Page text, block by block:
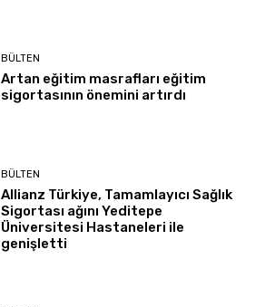
BÜLTEN
Artan eğitim masrafları eğitim
sigortasının önemini artırdı
BÜLTEN
Allianz Türkiye, Tamamlayıcı Sağlık
Sigortası ağını Yeditepe
Üniversitesi Hastaneleri ile
genişletti